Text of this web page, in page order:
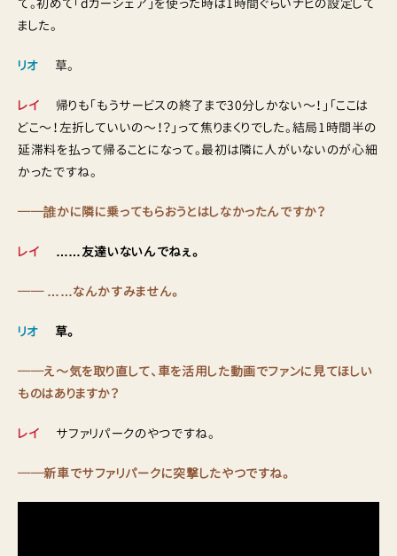
ました。
リオ 草。
レイ 帰りも「もうサービスの終了まで30分しかない〜！」「ここは
どこ〜！左折していいの〜！？」って焦りまくりでした。結局1時間半の
延滞料を払って帰ることになって。最初は隣に人がいないのが心細
かったですね。
──誰かに隣に乗ってもらおうとはしなかったんですか？
レイ ……友達いないんでねぇ。
── ……なんかすみません。
リオ 草。
──え〜気を取り直して、車を活用した動画でファンに見てほしい
ものはありますか？
レイ サファリパークのやつですね。
──新車でサファリパークに突撃したやつですね。